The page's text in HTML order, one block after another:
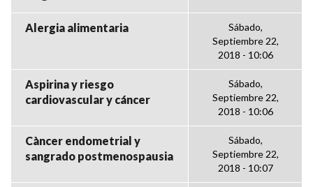
Alergia alimentaria
Sábado,
Septiembre 22,
2018 - 10:06
Aspirina y riesgo
cardiovascular y cáncer
Sábado,
Septiembre 22,
2018 - 10:06
Càncer endometrial y
sangrado postmenospausia
Sábado,
Septiembre 22,
2018 - 10:07